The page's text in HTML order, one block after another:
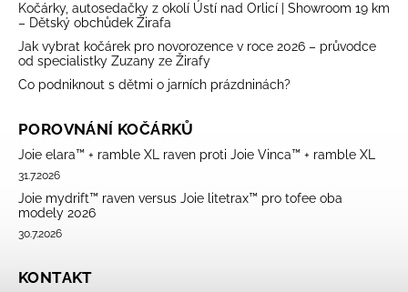
Kočárky, autosedačky z okolí Ústí nad Orlicí | Showroom 19 km
– Dětský obchůdek Žirafa
Jak vybrat kočárek pro novorozence v roce 2026 – průvodce
od specialistky Zuzany ze Žirafy
Co podniknout s dětmi o jarních prázdninách?
POROVNÁNÍ KOČÁRKŮ
Joie elara™ + ramble XL raven proti Joie Vinca™ + ramble XL
31.7.2026
Joie mydrift™ raven versus Joie litetrax™ pro tofee oba
modely 2026
30.7.2026
KONTAKT